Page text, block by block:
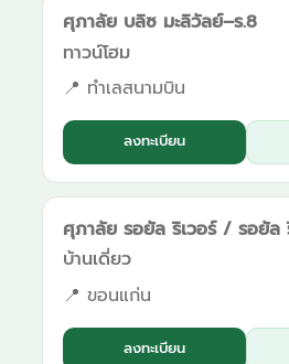
ศุภาลัย บลิซ มะลิวัลย์–ร.8
ทาวน์โฮม
📍 ทำเลสนามบิน
ลงทะเบียน
ศุภาลัย รอยัล ริเวอร์ / รอยัล
บ้านเดี่ยว
📍 ขอนแก่น
ลงทะเบียน